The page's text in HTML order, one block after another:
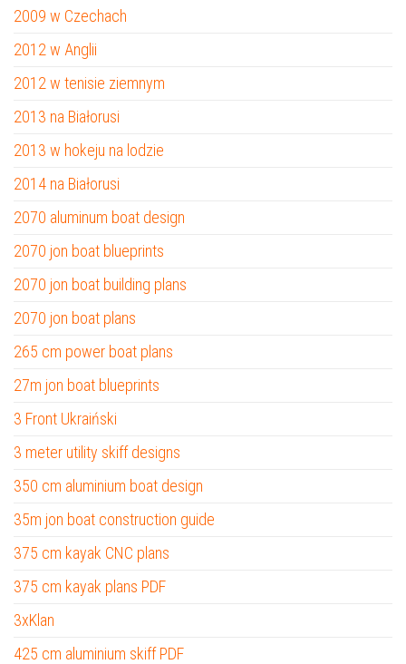
2009 w Czechach
2012 w Anglii
2012 w tenisie ziemnym
2013 na Białorusi
2013 w hokeju na lodzie
2014 na Białorusi
2070 aluminum boat design
2070 jon boat blueprints
2070 jon boat building plans
2070 jon boat plans
265 cm power boat plans
27m jon boat blueprints
3 Front Ukraiński
3 meter utility skiff designs
350 cm aluminium boat design
35m jon boat construction guide
375 cm kayak CNC plans
375 cm kayak plans PDF
3xKlan
425 cm aluminium skiff PDF